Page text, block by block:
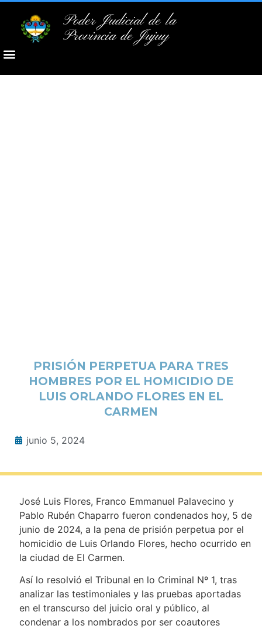
Poder Judicial de la
Provincia de Jujuy
PRISIÓN PERPETUA PARA TRES
HOMBRES POR EL HOMICIDIO DE
LUIS ORLANDO FLORES EN EL
CARMEN
junio 5, 2024
José Luis Flores, Franco Emmanuel Palavecino y
Pablo Rubén Chaparro fueron condenados hoy, 5 de
junio de 2024, a la pena de prisión perpetua por el
homicidio de Luis Orlando Flores, hecho ocurrido en
la ciudad de El Carmen.
Así lo resolvió el Tribunal en lo Criminal Nº 1, tras
analizar las testimoniales y las pruebas aportadas
en el transcurso del juicio oral y público, al
condenar a los nombrados por ser coautores